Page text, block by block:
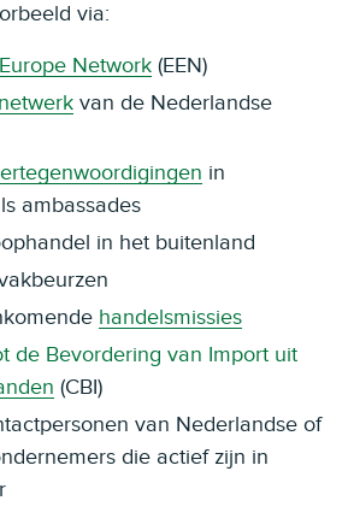
via:
Network (EEN)
van de Nederlandse
in
ambassades
in het buitenland
handelsmissies
de Bevordering van Import uit
(CBI)
van Nederlandse of
die actief zijn in